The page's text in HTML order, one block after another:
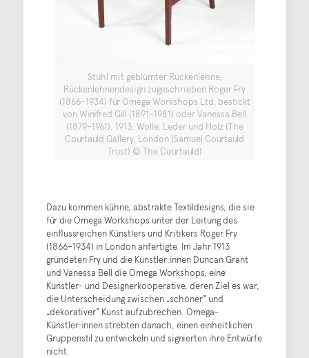
Stuhl mit geblümter Rückenlehne,
Rückenlehnendesign zugeschrieben Roger Fry
(1866–1934) für Omega Workshops Ltd, bestickt
von Winifred Gill (1891–1981) oder Vanessa Bell
(1879–1961), 1913, Wolle, Leder und Holz (The
Courtauld Gallery, London (Samuel Courtauld
Trust) © The Courtauld)
Dazu kommen kühne, abstrakte Textildesigns, die sie
für die Omega Workshops unter der Leitung des
einflussreichen Künstlers und Kritikers Roger Fry
(1866–1934) in London anfertigte. Im Jahr 1913
gründeten Fry und die Künstler:innen Duncan Grant
und Vanessa Bell die Omega Workshops, eine
Künstler- und Designerkooperative, deren Ziel es war,
die Unterscheidung zwischen „schöner“ und
„dekorativer“ Kunst aufzubrechen. Omega-
Künstler:innen strebten danach, einen einheitlichen
Gruppenstil zu entwickeln und signierten ihre Entwürfe
nicht.